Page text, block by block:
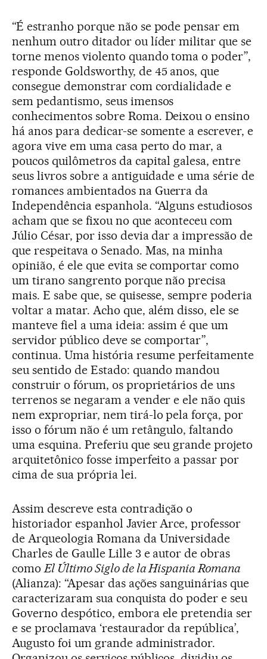
“É estranho porque não se pode pensar em
nenhum outro ditador ou líder militar que se
torne menos violento quando toma o poder”,
responde Goldsworthy, de 45 anos, que
consegue demonstrar com cordialidade e
sem pedantismo, seus imensos
conhecimentos sobre Roma. Deixou o ensino
há anos para dedicar-se somente a escrever, e
agora vive em uma casa perto do mar, a
poucos quilômetros da capital galesa, entre
seus livros sobre a antiguidade e uma série de
romances ambientados na Guerra da
Independência espanhola. “Alguns estudiosos
acham que se fixou no que aconteceu com
Júlio César, por isso devia dar a impressão de
que respeitava o Senado. Mas, na minha
opinião, é ele que evita se comportar como
um tirano sangrento porque não precisa
mais. E sabe que, se quisesse, sempre poderia
voltar a matar. Acho que, além disso, ele se
manteve fiel a uma ideia: assim é que um
servidor público deve se comportar”,
continua. Uma história resume perfeitamente
seu sentido de Estado: quando mandou
construir o fórum, os proprietários de uns
terrenos se negaram a vender e ele não quis
nem expropriar, nem tirá-lo pela força, por
isso o fórum não é um retângulo, faltando
uma esquina. Preferiu que seu grande projeto
arquitetônico fosse imperfeito a passar por
cima de sua própria lei.
Assim descreve esta contradição o
historiador espanhol Javier Arce, professor
de Arqueologia Romana da Universidade
Charles de Gaulle Lille 3 e autor de obras
como El Último Siglo de la Hispania Romana
(Alianza): “Apesar das ações sanguinárias que
caracterizaram sua conquista do poder e seu
Governo despótico, embora ele pretendia ser
e se proclamava ‘restaurador da república’,
Augusto foi um grande administrador.